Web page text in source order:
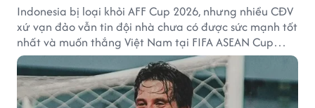
Indonesia bị loại khỏi AFF Cup 2026, nhưng nhiều CĐV
xứ vạn đảo vẫn tin đội nhà chưa có được sức mạnh tốt
nhất và muốn thắng Việt Nam tại FIFA ASEAN Cup
2026.